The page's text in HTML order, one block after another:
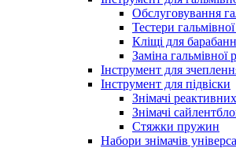
Обслуговування
Тестери
Кліщі для
Заміна гальмівної
Інструмент для
Інструмент для підвіски
Знімачі
Знімачі
Стяжки пружин
Набори знімачів